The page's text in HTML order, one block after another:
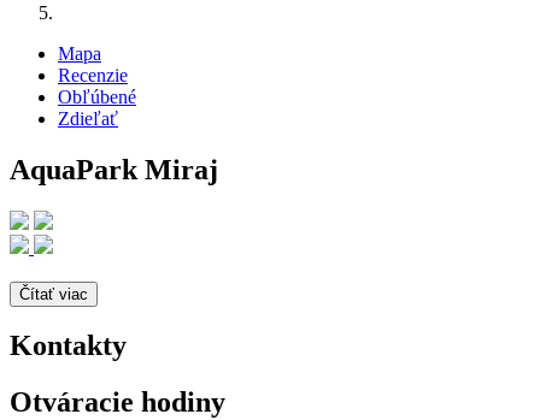
Mapa
Recenzie
Obľúbené
Zdieľať
AquaPark Miraj
Čítať viac
Kontakty
Otváracie hodiny